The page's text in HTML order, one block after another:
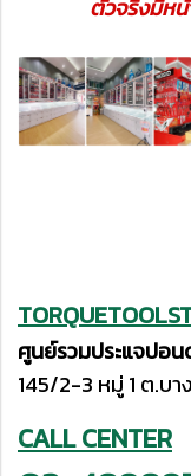
ตัวจริงมีห
ศูนย์รวมประแจปอ
145/2-3 หมู่ 1 ต.บา
CALL CENTER